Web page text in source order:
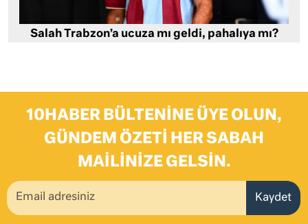
Salah Trabzon’a ucuza mı geldi, pahalıya mı?
10HABER BÜLTENINE ÜYE OLUN,
GÜNDEM ÖZETI HER SABAH
MAILINIZE GELSIN.
Kaydet